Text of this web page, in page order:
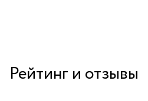
Рейтинг и отзывы